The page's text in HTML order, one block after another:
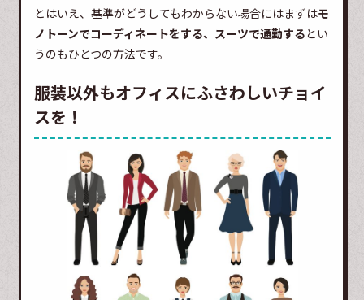
とはいえ、基準がどうしてもわからない場合にはまずはモ
ノトーンでコーディネートをする、スーツで通勤するとい
うのもひとつの方法です。
服装以外もオフィスにふさわしいチョイ
スを！